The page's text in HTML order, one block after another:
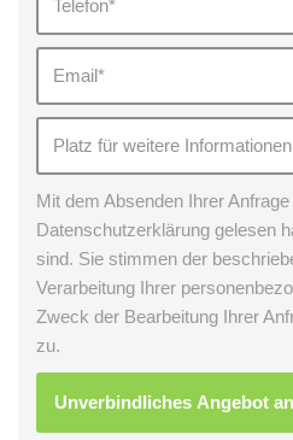
Mit dem Absenden Ihrer
Datenschutzerklärung gelesen
sind. Sie stimmen der
Verarbeitung Ihrer
Zweck der Bearbeitung Ihrer
zu.